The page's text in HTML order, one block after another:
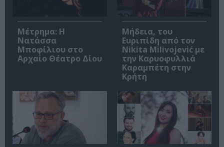
Μέτρημα: Η
Νατάσσα
Μποφίλιου στο
Αρχαίο Θέατρο Δίου
Μήδεια, του
Ευριπίδη από τον
Nikita Milivojević με
την Καρυοφυλλιά
Καραμπέτη στην
Κρήτη